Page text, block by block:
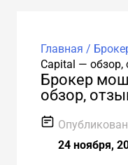
Главная /
Capital —
Брокер
обзор,
24 ноября,